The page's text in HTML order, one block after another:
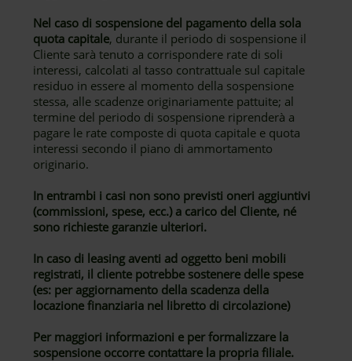
Nel caso di sospensione del pagamento della sola
quota capitale, durante il periodo di sospensione il
Cliente sarà tenuto a corrispondere rate di soli
interessi, calcolati al tasso contrattuale sul capitale
residuo in essere al momento della sospensione
stessa, alle scadenze originariamente pattuite; al
termine del periodo di sospensione riprenderà a
pagare le rate composte di quota capitale e quota
interessi secondo il piano di ammortamento
originario.
In entrambi i casi non sono previsti oneri aggiuntivi
(commissioni, spese, ecc.) a carico del Cliente, né
sono richieste garanzie ulteriori.
In caso di leasing aventi ad oggetto beni mobili
registrati, il cliente potrebbe sostenere delle spese
(es: per aggiornamento della scadenza della
locazione finanziaria nel libretto di circolazione)
Per maggiori informazioni e per formalizzare la
sospensione occorre contattare la propria filiale.